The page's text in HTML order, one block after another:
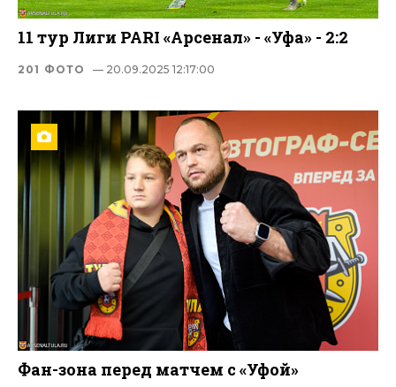
11 тур Лиги PARI «Арсенал» - «Уфа» - 2:2
201 ФОТО — 20.09.2025 12:17:00
Фан-зона перед матчем с «Уфой»